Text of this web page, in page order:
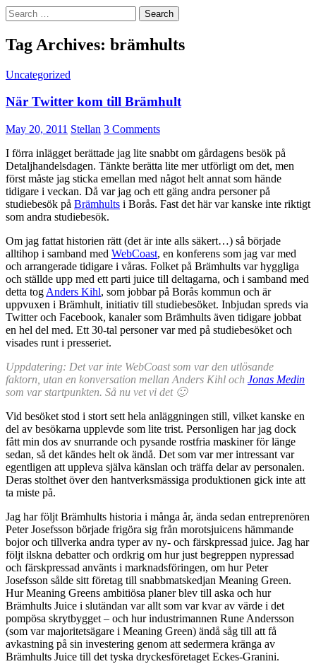
Search
for:
Tag Archives: brämhults
Uncategorized
När Twitter kom till Brämhult
May 20, 2011 Stellan 3 Comments
I förra inlägget berättade jag lite snabbt om gårdagens besök på
Detaljhandelsdagen. Tänkte berätta lite mer utförligt om det, men
först måste jag sticka emellan med något helt annat som hände
tidigare i veckan. Då var jag och ett gäng andra personer på
studiebesök på Brämhults i Borås. Fast det här var kanske inte riktigt
som andra studiebesök.
Om jag fattat historien rätt (det är inte alls säkert…) så började
alltihop i samband med WebCoast, en konferens som jag var med
och arrangerade tidigare i våras. Folket på Brämhults var hyggliga
och ställde upp med ett parti juice till deltagarna, och i samband med
detta tog Anders Kihl, som jobbar på Borås kommun och är
uppvuxen i Brämhult, initiativ till studiebesöket. Inbjudan spreds via
Twitter och Facebook, kanaler som Brämhults även tidigare jobbat
en hel del med. Ett 30-tal personer var med på studiebesöket och
visades runt i presseriet.
Uppdatering: Det var inte WebCoast som var den utlösande
faktorn, utan en konversation mellan Anders Kihl och Jonas Medin
som var startpunkten. Så nu vet vi det 🙂
Vid besöket stod i stort sett hela anläggningen still, vilket kanske en
del av besökarna upplevde som lite trist. Personligen har jag dock
fått min dos av snurrande och pysande rostfria maskiner för länge
sedan, så det kändes helt ok ändå. Det som var mer intressant var
egentligen att uppleva själva känslan och träffa delar av personalen.
Deras stolthet över den hantverksmässiga produktionen gick inte att
ta miste på.
Jag har följt Brämhults historia i många år, ända sedan entreprenören
Peter Josefsson började frigöra sig från morotsjuicens hämmande
bojor och tillverka andra typer av ny- och färskpressad juice. Jag har
följt ilskna debatter och ordkrig om hur just begreppen nypressad
och färskpressad använts i marknadsföringen, om hur Peter
Josefsson sålde sitt företag till snabbmatskedjan Meaning Green.
Hur Meaning Greens ambitiösa planer blev till aska och hur
Brämhults Juice i slutändan var allt som var kvar av värde i det
pompösa skrytbygget – och hur industrimannen Rune Andersson
(som var majoritetsägare i Meaning Green) ändå såg till att få
avkastning på sin investering genom att sedermera kränga av
Brämhults Juice till det tyska dryckesföretaget Eckes-Granini.